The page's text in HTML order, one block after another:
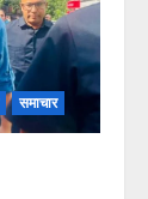
समाचार